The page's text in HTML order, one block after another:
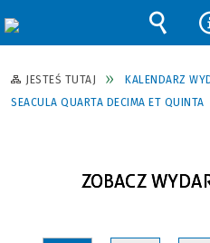
JESTEŚ TUTAJ KALENDARZ
SEACULA QUARTA DECIMA ET QUINTA
ZOBACZ